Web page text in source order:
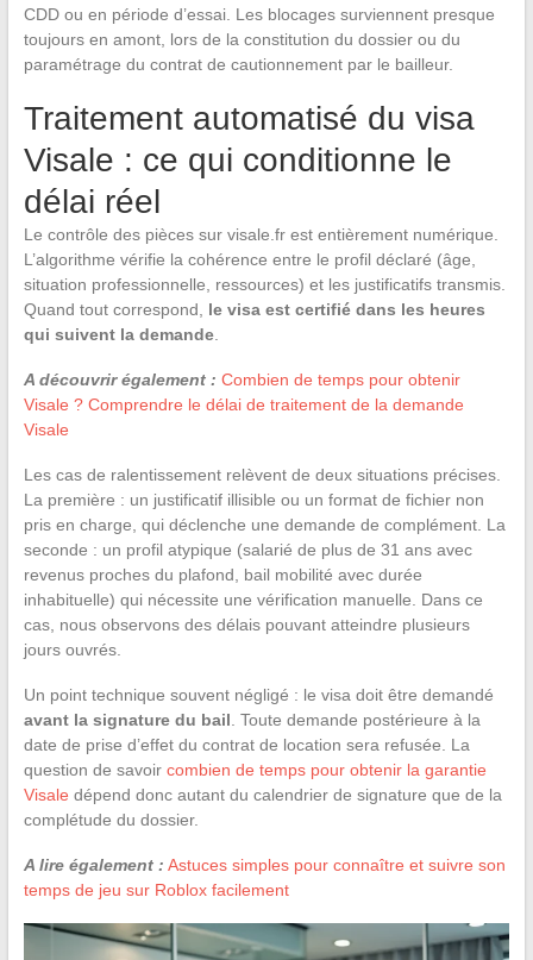
CDD ou en période d’essai. Les blocages surviennent presque
toujours en amont, lors de la constitution du dossier ou du
paramétrage du contrat de cautionnement par le bailleur.
Traitement automatisé du visa
Visale : ce qui conditionne le
délai réel
Le contrôle des pièces sur visale.fr est entièrement numérique.
L’algorithme vérifie la cohérence entre le profil déclaré (âge,
situation professionnelle, ressources) et les justificatifs transmis.
Quand tout correspond, le visa est certifié dans les heures
qui suivent la demande.
A découvrir également : Combien de temps pour obtenir
Visale ? Comprendre le délai de traitement de la demande
Visale
Les cas de ralentissement relèvent de deux situations précises.
La première : un justificatif illisible ou un format de fichier non
pris en charge, qui déclenche une demande de complément. La
seconde : un profil atypique (salarié de plus de 31 ans avec
revenus proches du plafond, bail mobilité avec durée
inhabituelle) qui nécessite une vérification manuelle. Dans ce
cas, nous observons des délais pouvant atteindre plusieurs
jours ouvrés.
Un point technique souvent négligé : le visa doit être demandé
avant la signature du bail . Toute demande postérieure à la
date de prise d’effet du contrat de location sera refusée. La
question de savoir combien de temps pour obtenir la garantie
Visale dépend donc autant du calendrier de signature que de la
complétude du dossier.
A lire également : Astuces simples pour connaître et suivre son
temps de jeu sur Roblox facilement